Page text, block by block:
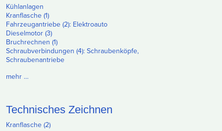
Kühlanlagen
Kranflasche (1)
Fahrzeugantriebe (2): Elektroauto
Dieselmotor (3)
Bruchrechnen (1)
Schraubverbindungen (4): Schraubenköpfe,
Schraubenantriebe
mehr …
Technisches Zeichnen
Kranflasche (2)